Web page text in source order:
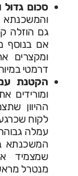
סכום
גם הוזלה
אם בנוסף
דרמטי
הקטנת
ומורידים
ההיוון
לקוח
עמלה
המשכנתא
שמצמיד
מנטרל